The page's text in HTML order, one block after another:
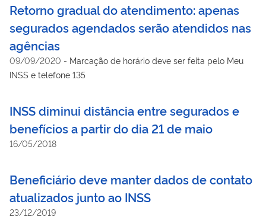
Retorno gradual do atendimento: apenas
segurados agendados serão atendidos nas
agências
09/09/2020 - Marcação de horário deve ser feita pelo Meu
INSS e telefone 135
INSS diminui distância entre segurados e
benefícios a partir do dia 21 de maio
16/05/2018
Beneficiário deve manter dados de contato
atualizados junto ao INSS
23/12/2019